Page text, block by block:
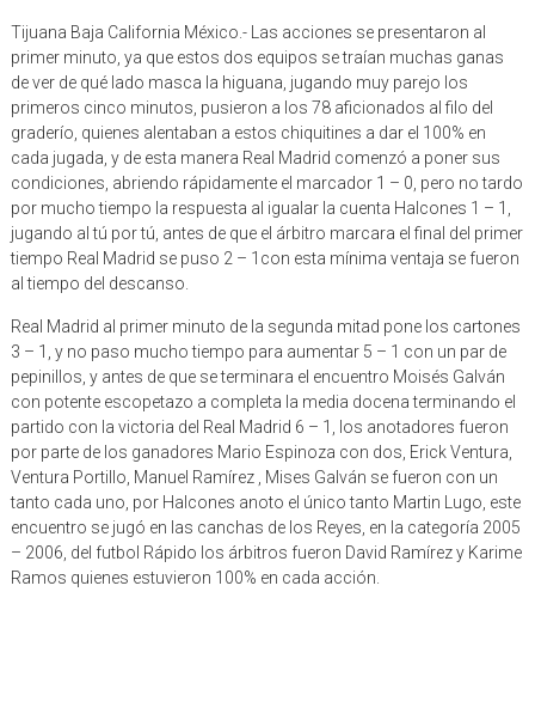
Tijuana Baja California México.- Las acciones se presentaron al
primer minuto, ya que estos dos equipos se traían muchas ganas
de ver de qué lado masca la higuana, jugando muy parejo los
primeros cinco minutos, pusieron a los 78 aficionados al filo del
graderío, quienes alentaban a estos chiquitines a dar el 100% en
cada jugada, y de esta manera Real Madrid comenzó a poner sus
condiciones, abriendo rápidamente el marcador 1 – 0, pero no tardo
por mucho tiempo la respuesta al igualar la cuenta Halcones 1 – 1,
jugando al tú por tú, antes de que el árbitro marcara el final del primer
tiempo Real Madrid se puso 2 – 1con esta mínima ventaja se fueron
al tiempo del descanso.
Real Madrid al primer minuto de la segunda mitad pone los cartones
3 – 1, y no paso mucho tiempo para aumentar 5 – 1 con un par de
pepinillos, y antes de que se terminara el encuentro Moisés Galván
con potente escopetazo a completa la media docena terminando el
partido con la victoria del Real Madrid 6 – 1, los anotadores fueron
por parte de los ganadores Mario Espinoza con dos, Erick Ventura,
Ventura Portillo, Manuel Ramírez , Mises Galván se fueron con un
tanto cada uno, por Halcones anoto el único tanto Martin Lugo, este
encuentro se jugó en las canchas de los Reyes, en la categoría 2005
– 2006, del futbol Rápido los árbitros fueron David Ramírez y Karime
Ramos quienes estuvieron 100% en cada acción.